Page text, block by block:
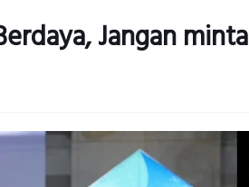
Jangan minta